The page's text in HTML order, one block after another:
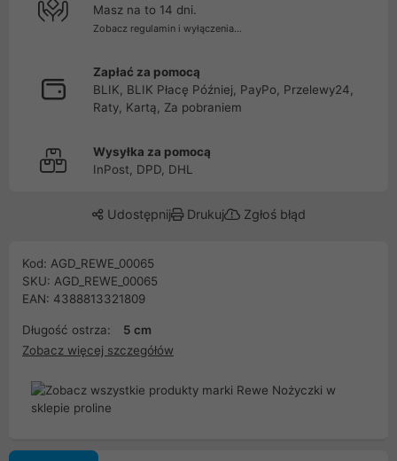
Masz na to 14 dni.
Zobacz regulamin i wyłączenia...
Zapłać za pomocą
BLIK, BLIK Płacę Później, PayPo, Przelewy24,
Raty, Kartą, Za pobraniem
Wysyłka za pomocą
InPost, DPD, DHL
Udostępnij Drukuj Zgłoś błąd
Kod: AGD_REWE_00065
SKU: AGD_REWE_00065
EAN: 4388813321809
Długość ostrza:
5 cm
Zobacz więcej szczegółów